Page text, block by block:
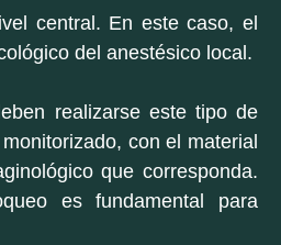
central. En este caso, el
del anestésico local.
realizarse este tipo de
con el material
que corresponda.
es fundamental para